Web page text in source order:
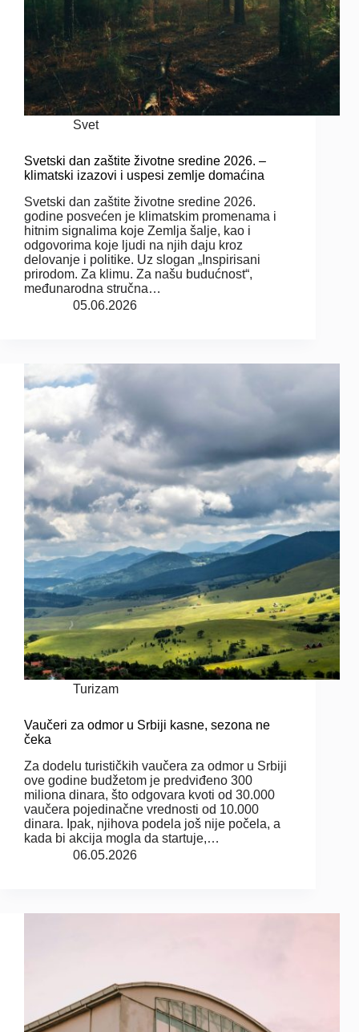
Svet
Svetski dan zaštite životne sredine 2026. –
klimatski izazovi i uspesi zemlje domaćina
Svetski dan zaštite životne sredine 2026.
godine posvećen je klimatskim promenama i
hitnim signalima koje Zemlja šalje, kao i
odgovorima koje ljudi na njih daju kroz
delovanje i politike. Uz slogan „Inspirisani
prirodom. Za klimu. Za našu budućnost“,
međunarodna stručna…
05.06.2026
Turizam
Vaučeri za odmor u Srbiji kasne, sezona ne
čeka
Za dodelu turističkih vaučera za odmor u Srbiji
ove godine budžetom je predviđeno 300
miliona dinara, što odgovara kvoti od 30.000
vaučera pojedinačne vrednosti od 10.000
dinara. Ipak, njihova podela još nije počela, a
kada bi akcija mogla da startuje,…
06.05.2026